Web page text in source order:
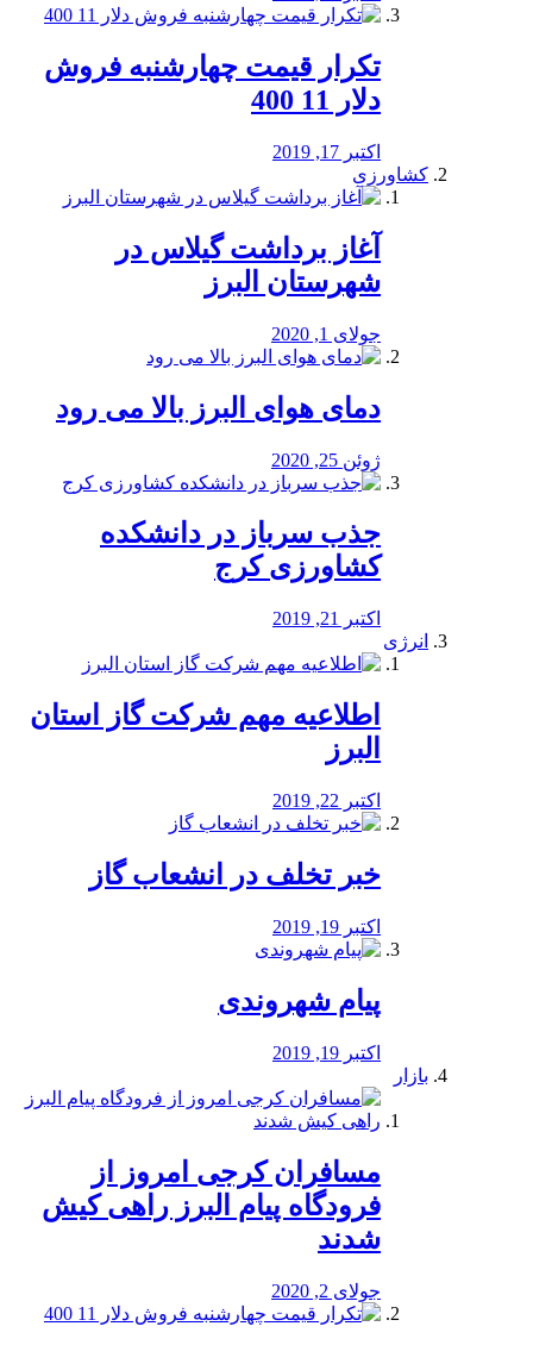
تکرار قیمت چهارشنبه فروش
دلار 11 400
اکتبر 17, 2019
کشاورزی
آغاز برداشت گیلاس در
شهرستان البرز
جولای 1, 2020
دمای هوای البرز بالا می رود
ژوئن 25, 2020
جذب سرباز در دانشکده
کشاورزی کرج
اکتبر 21, 2019
انرژی
️اطلاعیه مهم شرکت گاز استان
البرز
اکتبر 22, 2019
خبر تخلف در انشعاب گاز
اکتبر 19, 2019
پیام شهروندی
اکتبر 19, 2019
بازار
مسافران کرجی امروز از
فرودگاه پیام البرز راهی کیش
شدند
جولای 2, 2020